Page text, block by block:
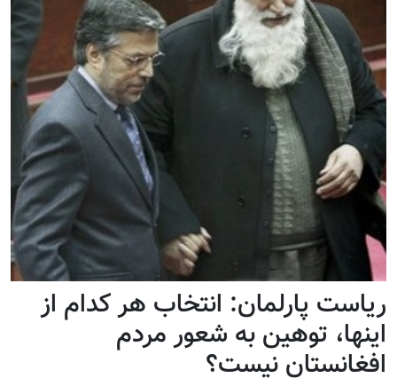
ریاست پارلمان: انتخاب هر کدام از
اینها، توهین به شعور مردم
افغانستان نیست؟